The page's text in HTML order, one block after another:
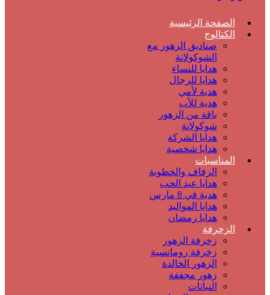
الصفحة الرئيسية
الكتالوج
صناديق الزهور مع
الشوكولاتة
هدايا للنساء
هدايا للرجال
هدية لأمي
هدية للأب
باقة من الزهور
شوكولاتة
هدايا الشركة
هدايا شخصية
المناسبات
الزفاف والخطوبة
هدايا عيد الحب
هدية في 8 مارس
هدايا المواليد
هدايا رمضان
الزخرفة
زخرفة الزهور
زخرفة رومانسية
الزهور الخالدة
زهور مجففة
النباتات